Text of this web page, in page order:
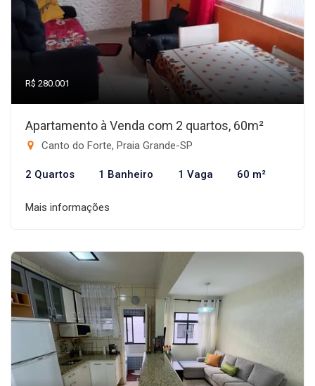
R$ 280.001
Apartamento à Venda com 2 quartos, 60m²
Canto do Forte, Praia Grande-SP
2 Quartos 1 Banheiro 1 Vaga 60 m²
Mais informações